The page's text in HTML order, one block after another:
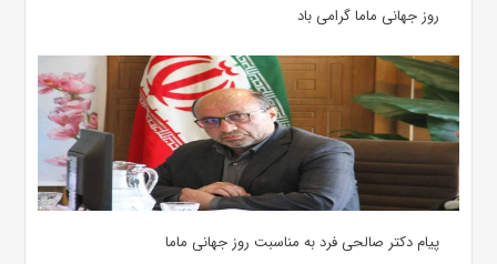
روز جهانی ماما گرامی باد
پیام دکتر صالحی فرد به مناسبت روز جهانی ماما